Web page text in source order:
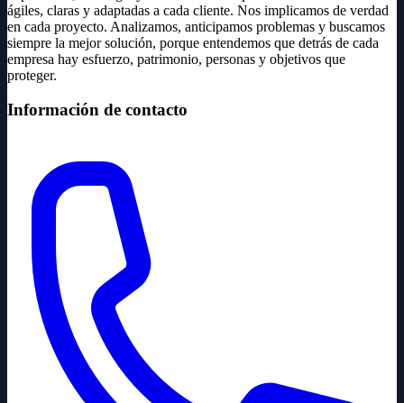
ágiles, claras y adaptadas a cada cliente. Nos implicamos de verdad
en cada proyecto. Analizamos, anticipamos problemas y buscamos
siempre la mejor solución, porque entendemos que detrás de cada
empresa hay esfuerzo, patrimonio, personas y objetivos que
proteger.
Información de contacto